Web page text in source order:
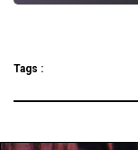
Tags :